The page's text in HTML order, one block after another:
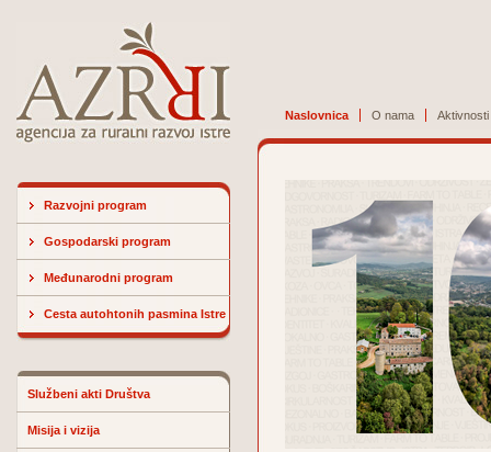
Naslovnica O nama Aktivnosti
Razvojni program
Gospodarski program
Međunarodni program
Cesta autohtonih pasmina Istre
Službeni akti Društva
Misija i vizija